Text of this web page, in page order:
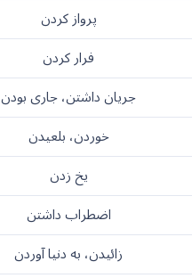
پرواز کردن
فرار کردن
جریان داشتن، جاری بودن
خوردن، بلعیدن
یخ زدن
اضطراب داشتن
زائیدن، به دنیا آوردن